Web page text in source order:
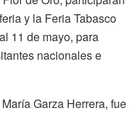
y la Feria Tabasco
11 de mayo, para
nacionales e
Garza Herrera, fue